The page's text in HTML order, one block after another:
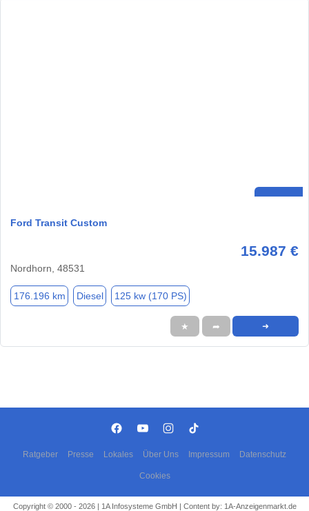
Ford Transit Custom
15.987 €
Nordhorn, 48531
176.196 km Diesel 125 kw (170 PS)
★ ➦ ➜
Ratgeber Presse Lokales Über Uns Impressum Datenschutz
Cookies
Copyright © 2000 - 2026 | 1A Infosysteme GmbH | Content by: 1A-Anzeigenmarkt.de